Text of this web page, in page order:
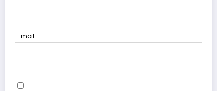
E-mail